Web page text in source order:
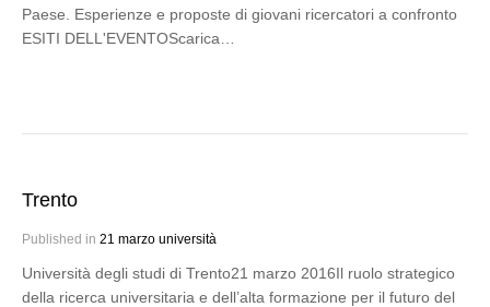
Paese. Esperienze e proposte di giovani ricercatori a confronto
ESITI DELL'EVENTOScarica…
Trento
Published in 21 marzo università
Università degli studi di Trento21 marzo 2016Il ruolo strategico
della ricerca universitaria e dell’alta formazione per il futuro del